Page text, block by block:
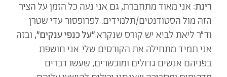
רינת: אני מאוד מתחברת, גם אני נעה כל הזמן על הציר
הזה מול הסטודנטים/תלמידים. לפרופסור עדי שטרן
וד״ר ליאת לביא יש קורס שנקרא״על כנפי ענקים״, ובזה
אני תמיד מתחילה את הקורסים שלי. אני חושפת
בפניהם אנשים גדולים ומוכשרים, שעשו דברים